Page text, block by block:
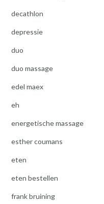
decathlon
depressie
duo
duo massage
edel maex
eh
energetische massage
esther coumans
eten
eten bestellen
frank bruining